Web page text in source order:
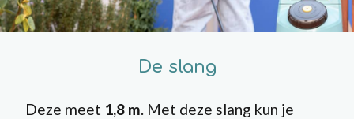
De slang
Deze meet 1,8 m. Met deze slang kun je